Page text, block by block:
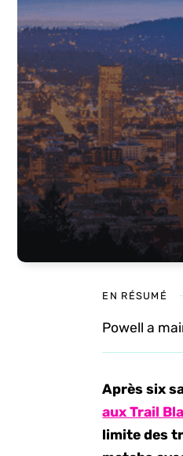
EN RÉSUMÉ
Powell a
Après six
aux Trail
limite des